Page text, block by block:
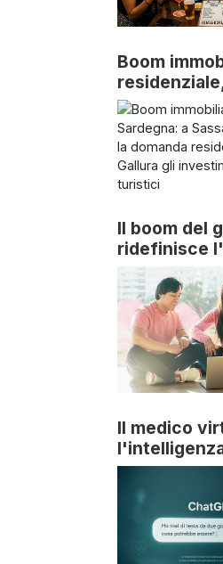
Boom
Il boom del
ridefinisce
Il medico